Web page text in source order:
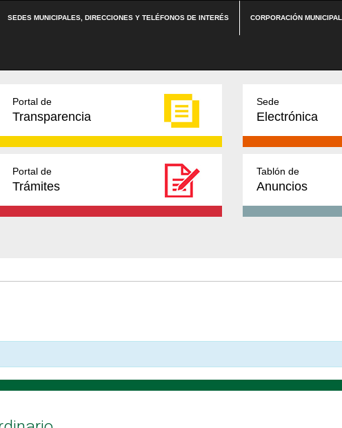
SEDES MUNICIPALES, DIRECCIONES Y TELÉFONOS DE INTERÉS CORPORACIÓN MUNICIPAL
Portal de
Transparencia
Sede
Electrónica
Portal de
Trámites
Tablón de
Anuncios